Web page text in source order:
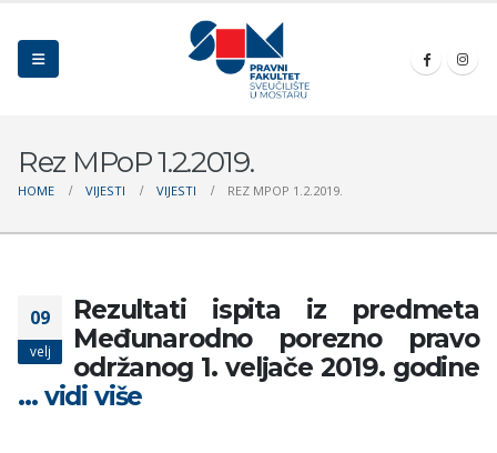
Rez MPoP 1.2.2019.
HOME VIJESTI VIJESTI REZ MPOP 1.2.2019.
09
velj
Rezultati ispita iz predmeta
Međunarodno porezno pravo
održanog 1. veljače 2019. godine
… vidi više